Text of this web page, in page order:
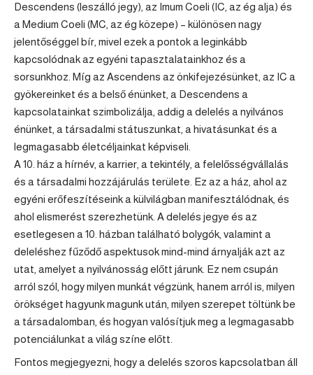
Descendens (leszálló jegy), az Imum Coeli (IC, az ég alja) és
a Medium Coeli (MC, az ég közepe) – különösen nagy
jelentőséggel bír, mivel ezek a pontok a leginkább
kapcsolódnak az egyéni tapasztalatainkhoz és a
sorsunkhoz. Míg az Ascendens az önkifejezésünket, az IC a
gyökereinket és a belső énünket, a Descendens a
kapcsolatainkat szimbolizálja, addig a delelés a nyilvános
énünket, a társadalmi státuszunkat, a hivatásunkat és a
legmagasabb életcéljainkat képviseli.
A 10. ház a hírnév, a karrier, a tekintély, a felelősségvállalás
és a társadalmi hozzájárulás területe. Ez az a ház, ahol az
egyéni erőfeszítéseink a külvilágban manifesztálódnak, és
ahol elismerést szerezhetünk. A delelés jegye és az
esetlegesen a 10. házban található bolygók, valamint a
deleléshez fűződő aspektusok mind-mind árnyalják azt az
utat, amelyet a nyilvánosság előtt járunk. Ez nem csupán
arról szól, hogy milyen munkát végzünk, hanem arról is, milyen
örökséget hagyunk magunk után, milyen szerepet töltünk be
a társadalomban, és hogyan valósítjuk meg a legmagasabb
potenciálunkat a világ színe előtt.
Fontos megjegyezni, hogy a delelés szoros kapcsolatban áll